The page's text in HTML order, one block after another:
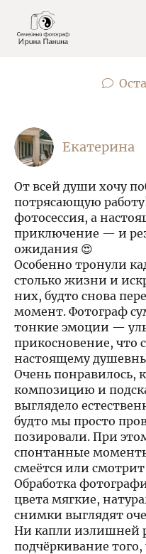
Екатерина
От всей души хочу
потрясающую
фотосессия, а
приключение — и
ожидания 😍
Особенно тронули
столько жизни и
них, будто снова
момент. Фотограф
тонкие эмоции —
прикосновение, что
настоящему
Очень понравилось,
композицию и
выглядело
будто мы просто
позировали. При
спонтанные
смеётся или
Обработка
цвета мягкие,
снимки выглядят
Ни капли излишней
подчёркивание того,